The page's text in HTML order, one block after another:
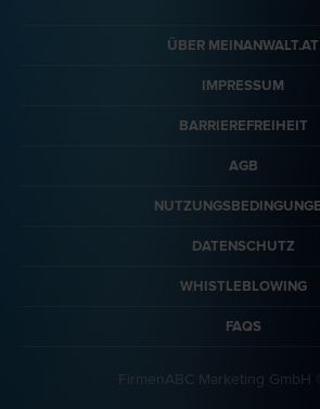
ÜBER MEINANWALT.AT
IMPRESSUM
BARRIEREFREIHEIT
AGB
DATENSCHUTZ
WHISTLEBLOWING
FAQS
FirmenABC Marketing